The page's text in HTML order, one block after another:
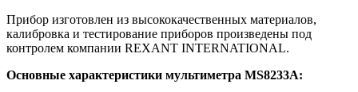
Прибор изготовлен из высококачественных материалов,
калибровка и тестирование приборов произведены под
контролем компании REXANT INTERNATIONAL.
Основные характеристики мультиметра MS8233A: